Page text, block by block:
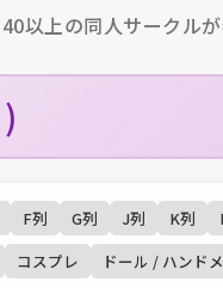
以上の同人サークル
F列 G列 J列 K列
コスプレ ドール / ハンド